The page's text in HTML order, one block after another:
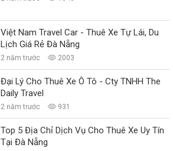
Việt Nam Travel Car - Thuê Xe Tự Lái, Du
Lịch Giá Rẻ Đà Nẵng
2 năm trước 2003
Đại Lý Cho Thuê Xe Ô Tô - Cty TNHH The
Daily Travel
2 năm trước 931
Top 5 Địa Chỉ Dịch Vụ Cho Thuê Xe Uy Tín
Tại Đà Nẵng